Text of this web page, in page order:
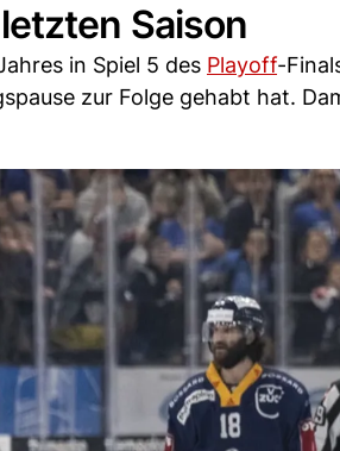
Saison
in Spiel 5 des Playoff-
zur Folge gehabt hat.